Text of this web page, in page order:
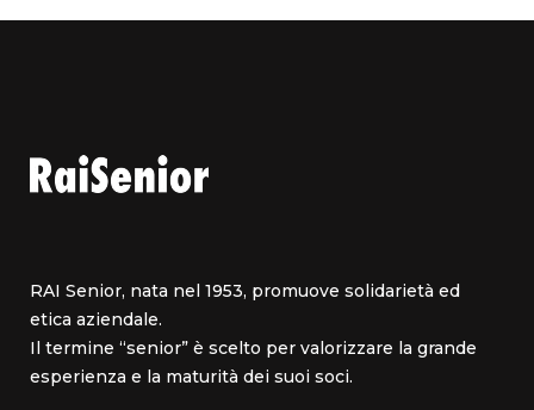
RAI Senior, nata nel 1953, promuove solidarietà ed
etica aziendale.
Il termine “senior” è scelto per valorizzare la grande
esperienza e la maturità dei suoi soci.